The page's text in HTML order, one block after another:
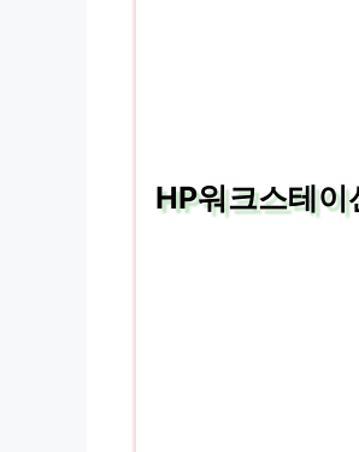
HP워크스테